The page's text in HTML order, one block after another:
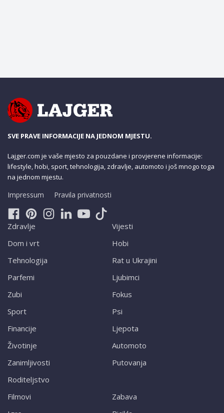
SVE PRAVE INFORMACIJE NA JEDNOM MJESTU.
Lajger.com je vaše mjesto za pouzdane i provjerene informacije:
lifestyle, hobi, sport, tehnologija, zdravlje, automoto i još mnogo toga
na jednom mjestu.
Impressum Pravila privatnosti
Zdravlje
Dom i vrt
Tehnologija
Parfemi
Zubi
Sport
Financije
Životinje
Zanimljivosti
Roditeljstvo
Vijesti
Hobi
Rat u Ukrajini
Ljubimci
Fokus
Psi
Ljepota
Automoto
Putovanja
Filmovi
Zabava